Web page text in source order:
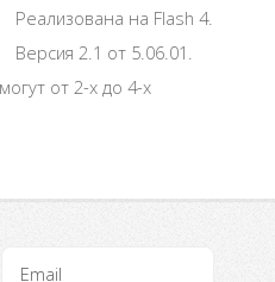
Реализована на Flash 4.
Версия 2.1 от 5.06.01.
от 2-х до 4-х